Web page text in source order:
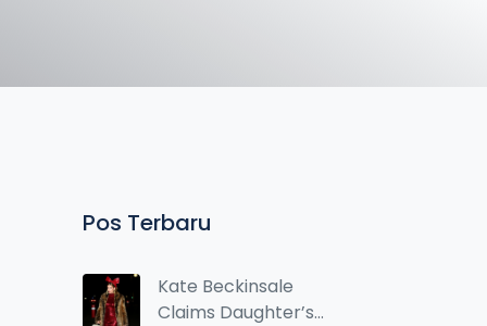
Pos Terbaru
Kate Beckinsale
Claims Daughter’s